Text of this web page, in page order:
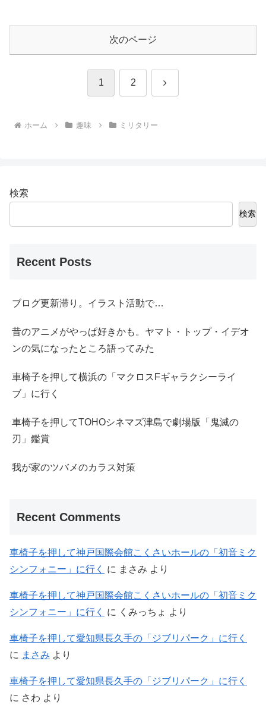
次のページ
1 2 次
ホーム 趣味 ミリタリー
検索
検索
Recent Posts
ブログ更新滞り。イラスト活動で…
昔のアニメがやっぱ好きかも。ヤマト・トップ・イデオ
ンの気になったところ語ってみた
車椅子を押して横浜の「マクロスFギャラクシーライ
ブ」に行く
車椅子を押してTOHOシネマズ津島で劇場版「鬼滅の
刃」鑑賞
我が家のツバメのカラス対策
Recent Comments
車椅子を押して神戸国際会館こくさいホールの「初音ミク
シンフォニー」に行く
に まさみ より
車椅子を押して神戸国際会館こくさいホールの「初音ミク
シンフォニー」に行く
に くみっちょ より
車椅子を押して愛知県長久手の「ジブリパーク」に行く
に まさみ より
車椅子を押して愛知県長久手の「ジブリパーク」に行く
に さわ より